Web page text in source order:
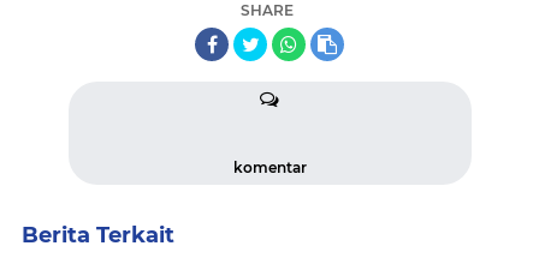
SHARE
komentar
Berita Terkait